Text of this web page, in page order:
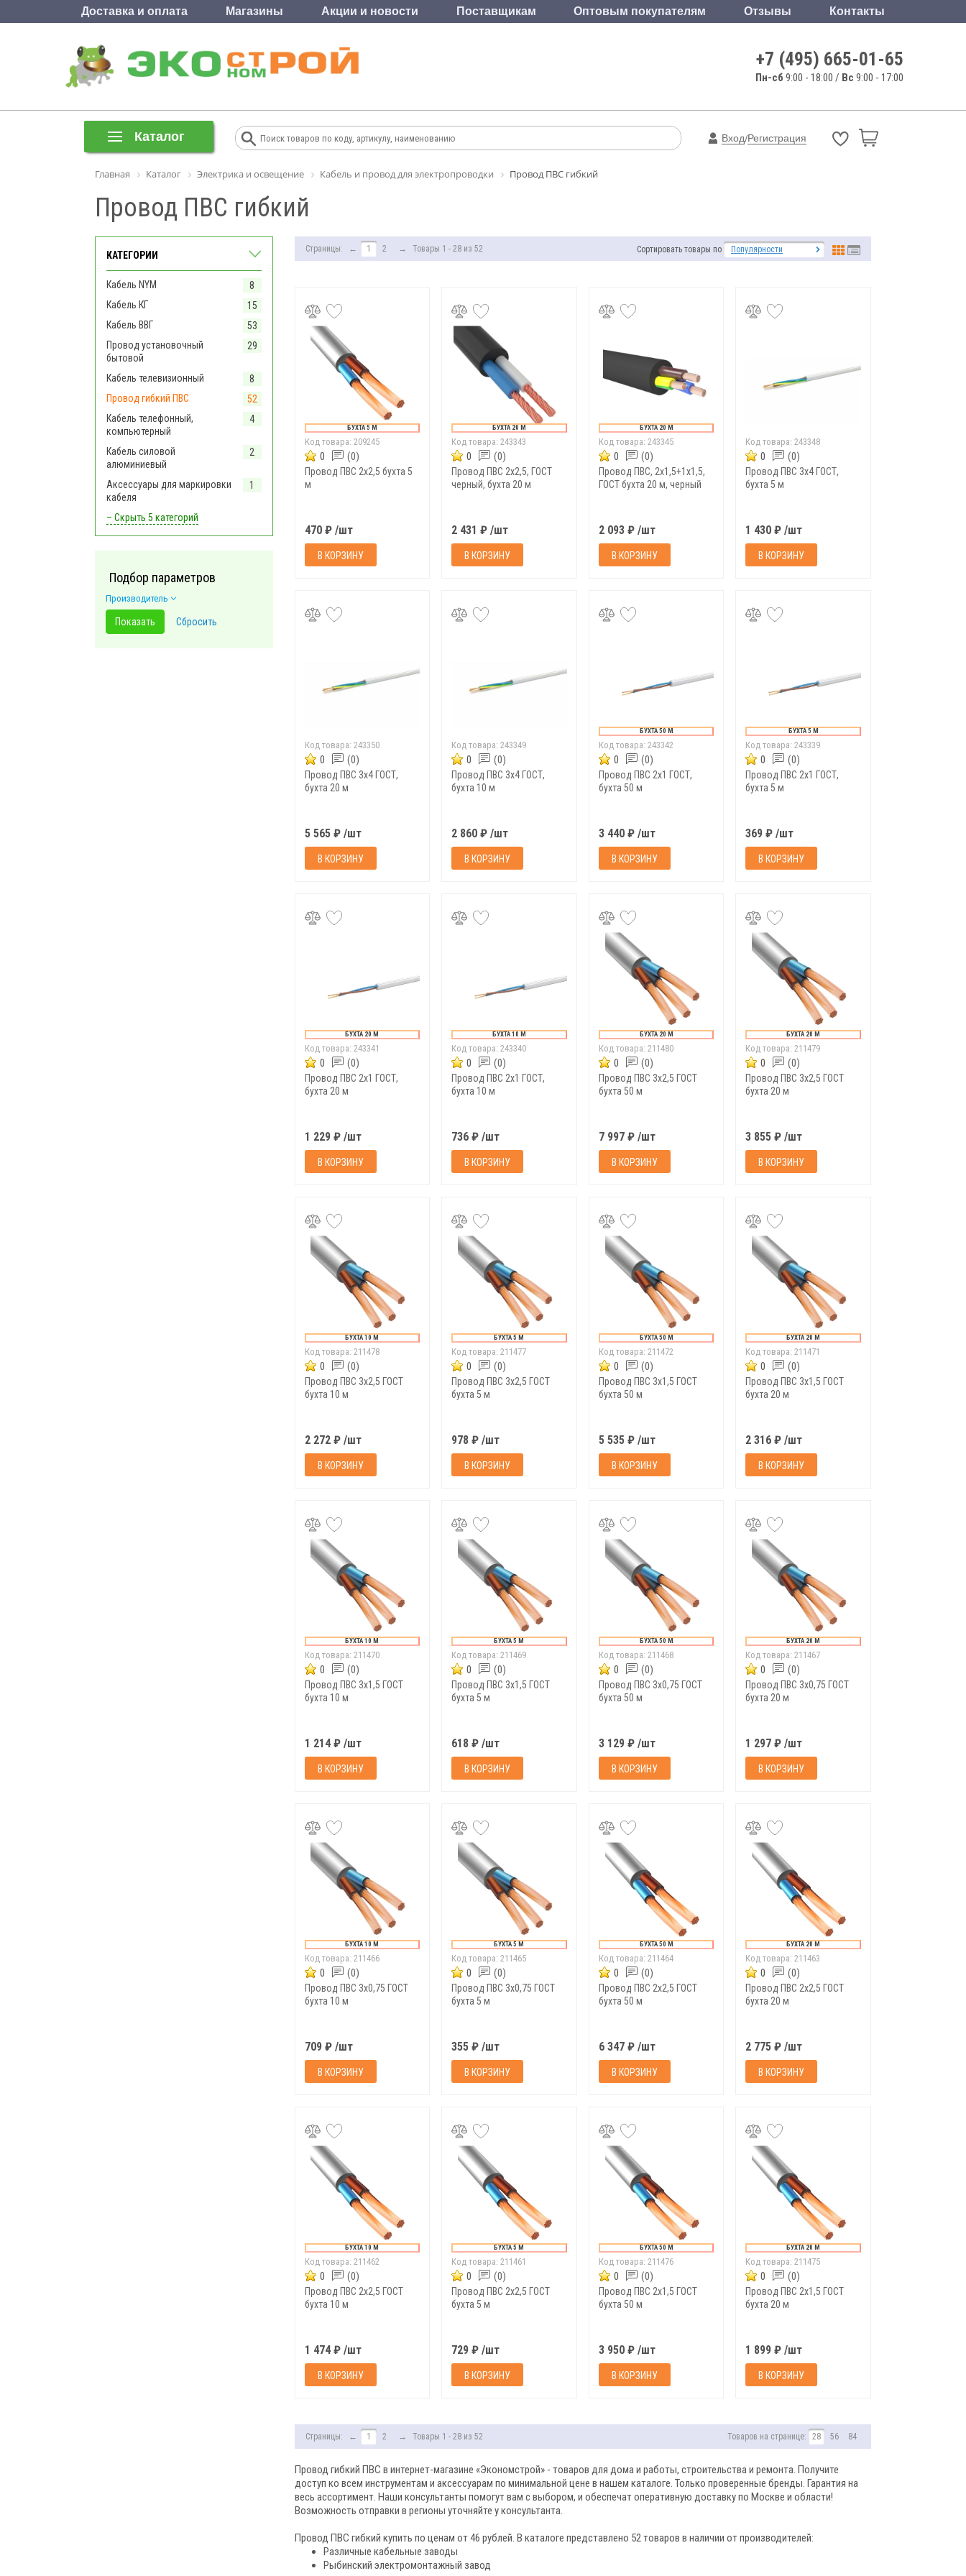
Доставка и оплата Магазины Акции и новости Поставщикам Оптовым покупателям Отзывы Контакты
+7 (495) 665-01-65
Пн-сб 9:00 - 18:00 / Вс 9:00 - 17:00
Каталог Вход/Регистрация
Главная Каталог Электрика и освещение Кабель и провод для электропроводки Провод ПВС гибкий
Провод ПВС гибкий
КАТЕГОРИИ
Кабель NYM
8
Кабель КГ
15
Кабель ВВГ
53
Провод установочный
бытовой
29
Кабель телевизионный
8
Провод гибкий ПВС
52
Кабель телефонный,
компьютерный
4
Кабель силовой
алюминиевый
2
Аксессуары для маркировки
кабеля
1
– Скрыть 5 категорий
Подбор параметров
Производитель
Страницы: ← 1 2 → Товары 1 - 28 из 52 Сортировать товары по Популярности
БУХТА 5 М
Код товара: 209245
0 (0)
Провод ПВС 2х2,5 бухта 5
м
470 ₽ /шт
В КОРЗИНУ
БУХТА 20 М
Код товара:243343
0 (0)
Провод ПВС 2х2,5, ГОСТ
черный, бухта 20 м
2 431 ₽ /шт
В КОРЗИНУ
БУХТА 20 М
Код товара: 243345
0 (0)
Провод ПВС, 2х1,5+1х1,5,
ГОСТ бухта 20 м, черный
2 093 ₽ /шт
В КОРЗИНУ
Код товара:243348
0 (0)
Провод ПВС 3х4 ГОСТ,
бухта 5 м
1 430 ₽ /шт
В КОРЗИНУ
Код товара: 243350
0 (0)
Провод ПВС 3х4 ГОСТ,
бухта 20 м
5 565 ₽ /шт
В КОРЗИНУ
Код товара:243349
0 (0)
Провод ПВС 3х4 ГОСТ,
бухта 10 м
2 860 ₽ /шт
В КОРЗИНУ
БУХТА 50 М
Код товара: 243342
0 (0)
Провод ПВС 2х1 ГОСТ,
бухта 50 м
3 440 ₽ /шт
В КОРЗИНУ
БУХТА 5 М
Код товара:243339
0 (0)
Провод ПВС 2х1 ГОСТ,
бухта 5 м
369 ₽ /шт
В КОРЗИНУ
БУХТА 20 М
Код товара: 243341
0 (0)
Провод ПВС 2х1 ГОСТ,
бухта 20 м
1 229 ₽ /шт
В КОРЗИНУ
БУХТА 10 М
Код товара:243340
0 (0)
Провод ПВС 2х1 ГОСТ,
бухта 10 м
736 ₽ /шт
В КОРЗИНУ
БУХТА 20 М
Код товара: 211480
0 (0)
Провод ПВС 3х2,5 ГОСТ
бухта 50 м
7 997 ₽ /шт
В КОРЗИНУ
БУХТА 20 М
Код товара:211479
0 (0)
Провод ПВС 3х2,5 ГОСТ
бухта 20 м
3 855 ₽ /шт
В КОРЗИНУ
БУХТА 10 М
Код товара: 211478
0 (0)
Провод ПВС 3х2,5 ГОСТ
бухта 10 м
2 272 ₽ /шт
В КОРЗИНУ
БУХТА 5 М
Код товара:211477
0 (0)
Провод ПВС 3х2,5 ГОСТ
бухта 5 м
978 ₽ /шт
В КОРЗИНУ
БУХТА 50 М
Код товара: 211472
0 (0)
Провод ПВС 3х1,5 ГОСТ
бухта 50 м
5 535 ₽ /шт
В КОРЗИНУ
БУХТА 20 М
Код товара:211471
0 (0)
Провод ПВС 3х1,5 ГОСТ
бухта 20 м
2 316 ₽ /шт
В КОРЗИНУ
БУХТА 10 М
Код товара: 211470
0 (0)
Провод ПВС 3х1,5 ГОСТ
бухта 10 м
1 214 ₽ /шт
В КОРЗИНУ
БУХТА 5 М
Код товара:211469
0 (0)
Провод ПВС 3х1,5 ГОСТ
бухта 5 м
618 ₽ /шт
В КОРЗИНУ
БУХТА 50 М
Код товара: 211468
0 (0)
Провод ПВС 3х0,75 ГОСТ
бухта 50 м
3 129 ₽ /шт
В КОРЗИНУ
БУХТА 20 М
Код товара:211467
0 (0)
Провод ПВС 3х0,75 ГОСТ
бухта 20 м
1 297 ₽ /шт
В КОРЗИНУ
БУХТА 10 М
Код товара: 211466
0 (0)
Провод ПВС 3х0,75 ГОСТ
бухта 10 м
709 ₽ /шт
В КОРЗИНУ
БУХТА 5 М
Код товара:211465
0 (0)
Провод ПВС 3х0,75 ГОСТ
бухта 5 м
355 ₽ /шт
В КОРЗИНУ
БУХТА 50 М
Код товара: 211464
0 (0)
Провод ПВС 2х2,5 ГОСТ
бухта 50 м
6 347 ₽ /шт
В КОРЗИНУ
БУХТА 20 М
Код товара:211463
0 (0)
Провод ПВС 2х2,5 ГОСТ
бухта 20 м
2 775 ₽ /шт
В КОРЗИНУ
БУХТА 10 М
Код товара: 211462
0 (0)
Провод ПВС 2х2,5 ГОСТ
бухта 10 м
1 474 ₽ /шт
В КОРЗИНУ
БУХТА 5 М
Код товара:211461
0 (0)
Провод ПВС 2х2,5 ГОСТ
бухта 5 м
729 ₽ /шт
В КОРЗИНУ
БУХТА 50 М
Код товара: 211476
0 (0)
Провод ПВС 2х1,5 ГОСТ
бухта 50 м
3 950 ₽ /шт
В КОРЗИНУ
БУХТА 20 М
Код товара:211475
0 (0)
Провод ПВС 2х1,5 ГОСТ
бухта 20 м
1 899 ₽ /шт
В КОРЗИНУ
Страницы: ← 1 2 → Товары 1 - 28 из 52 Товаров на странице: 28 56 84
Провод гибкий ПВС в интернет-магазине «Экономстрой» - товаров для дома и работы, строительства и ремонта. Получите
доступ ко всем инструментам и аксессуарам по минимальной цене в нашем каталоге. Только проверенные бренды. Гарантия на
весь ассортимент. Наши консультанты помогут вам с выбором, и обеспечат оперативную доставку по Москве и области!
Возможность отправки в регионы уточняйте у консультанта.
Провод ПВС гибкий купить по ценам от 46 рублей. В каталоге представлено 52 товаров в наличии от производителей:
Различные кабельные заводы
Рыбинский электромонтажный завод